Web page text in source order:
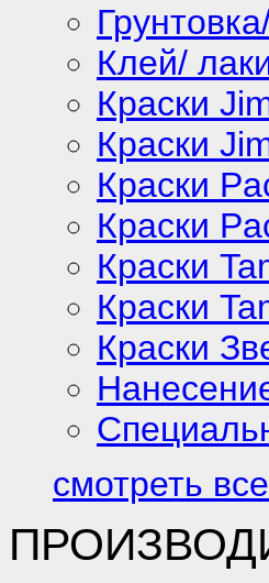
Клей/
Краски
Краски
Краски
Краски
Краски
Краски
Краски
смотреть